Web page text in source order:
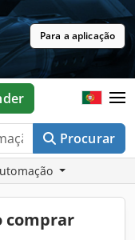
Para a aplicação
Procurar
comprar